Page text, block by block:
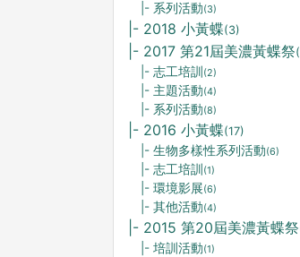
|- 系列活動(3)
|- 2018 小黃蝶(3)
|- 2017 第21屆美濃黃蝶祭
|- 志工培訓 (2)
|- 主題活動(4)
|- 系列活動(8)
|- 2016 小黃蝶(17)
|- 生物多樣性系列活動(6)
|- 志工培訓 (1)
|- 環境影展(6)
|- 其他活動(4)
|- 2015 第20屆美濃黃蝶祭
|- 培訓活動(1)